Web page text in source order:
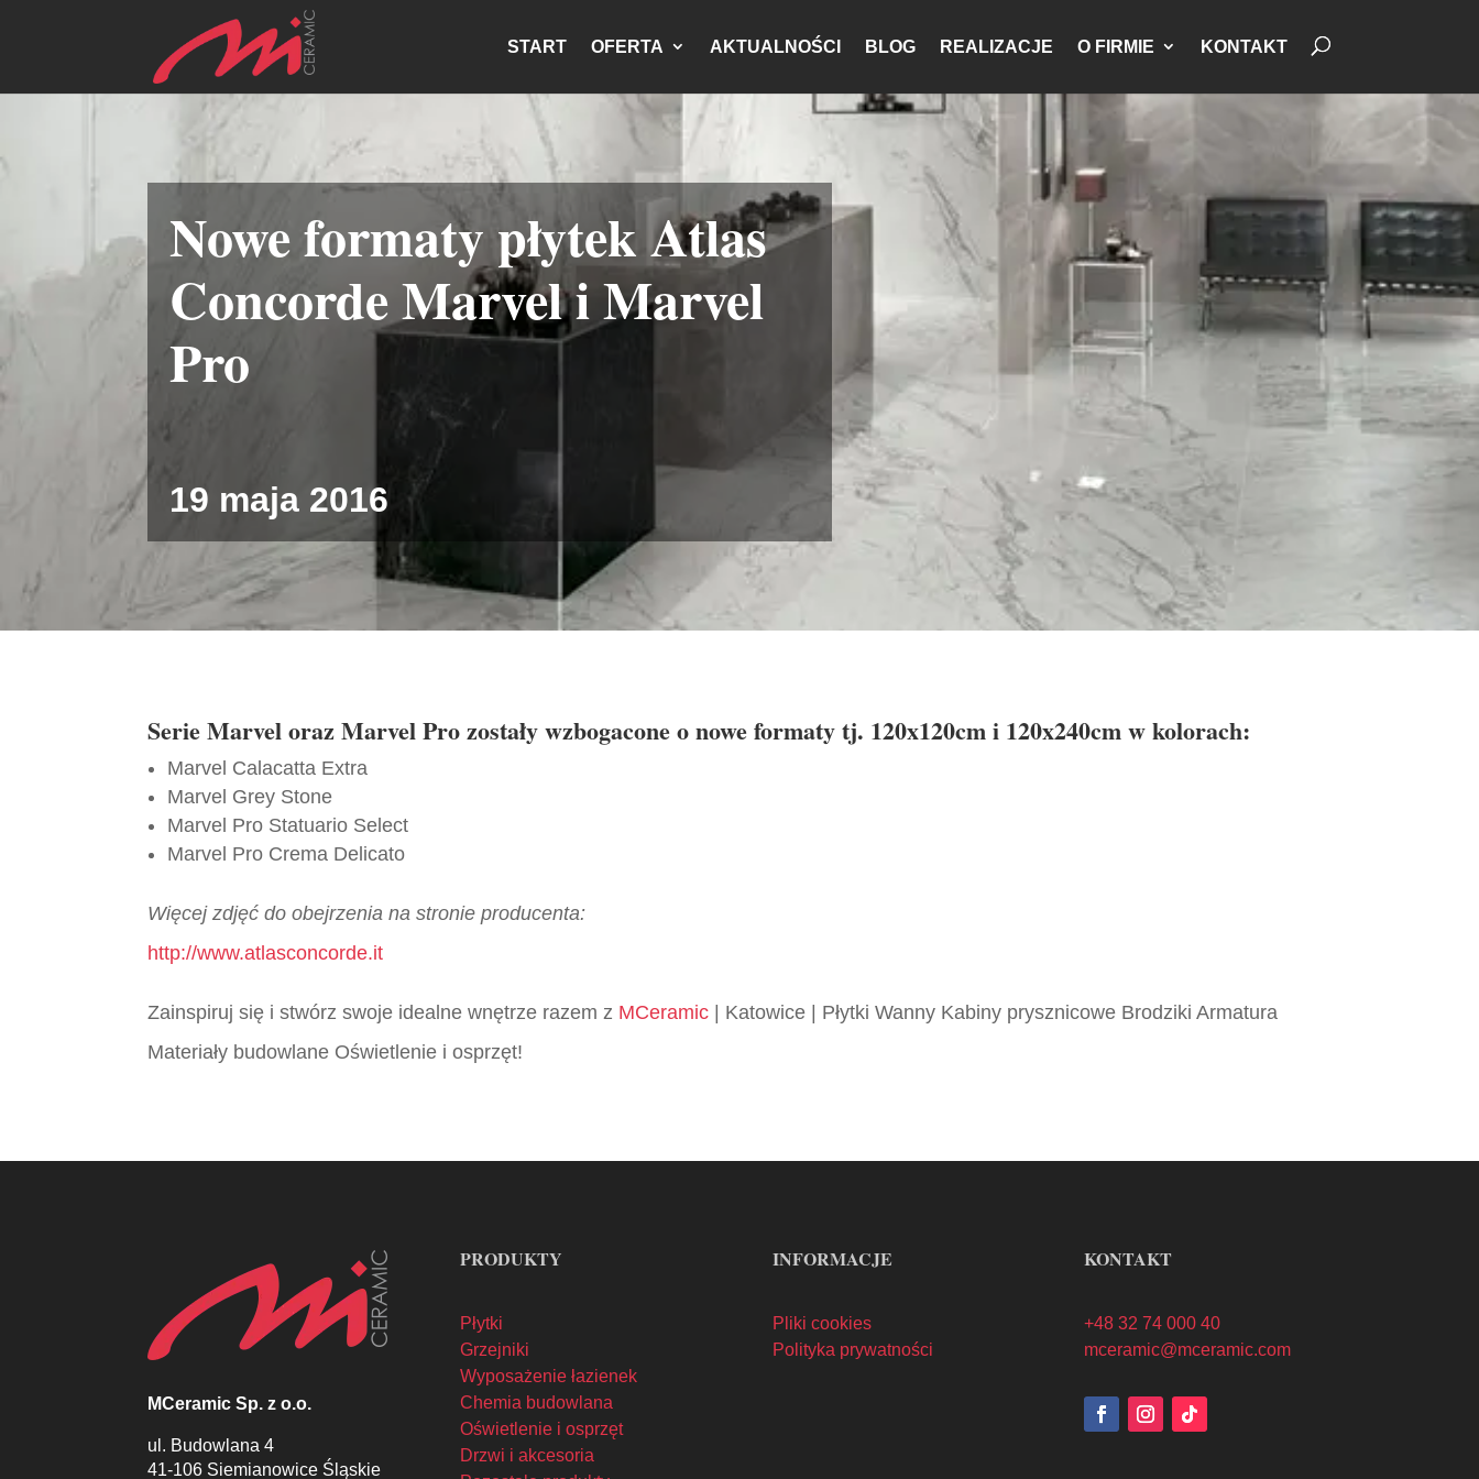
START OFERTA AKTUALNOŚCI BLOG REALIZACJE O FIRMIE KONTAKT
Nowe formaty płytek Atlas
Concorde Marvel i Marvel
Pro
19 maja 2016
Serie Marvel oraz Marvel Pro zostały wzbogacone o nowe formaty tj. 120x120cm i 120x240cm w kolorach:
Marvel Calacatta Extra
Marvel Grey Stone
Marvel Pro Statuario Select
Marvel Pro Crema Delicato
Więcej zdjęć do obejrzenia na stronie producenta:
http://www.atlasconcorde.it
Zainspiruj się i stwórz swoje idealne wnętrze razem z MCeramic | Katowice | Płytki Wanny Kabiny prysznicowe Brodziki Armatura
Materiały budowlane Oświetlenie i osprzęt!
MCeramic Sp. z o.o.
ul. Budowlana 4
41-106 Siemianowice Śląskie
PRODUKTY
Płytki
Grzejniki
Wyposażenie łazienek
Chemia budowlana
Oświetlenie i osprzęt
Drzwi i akcesoria
INFORMACJE
Pliki cookies
Polityka prywatności
KONTAKT
+48 32 74 000 40
mceramic@mceramic.com